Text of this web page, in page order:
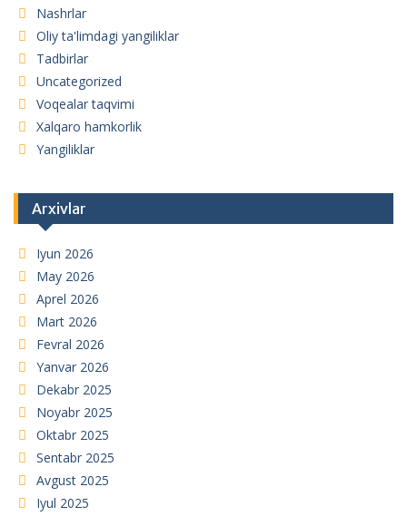
Nashrlar
Oliy ta'limdagi yangiliklar
Tadbirlar
Uncategorized
Voqealar taqvimi
Xalqaro hamkorlik
Yangiliklar
Arxivlar
Iyun 2026
May 2026
Aprel 2026
Mart 2026
Fevral 2026
Yanvar 2026
Dekabr 2025
Noyabr 2025
Oktabr 2025
Sentabr 2025
Avgust 2025
Iyul 2025